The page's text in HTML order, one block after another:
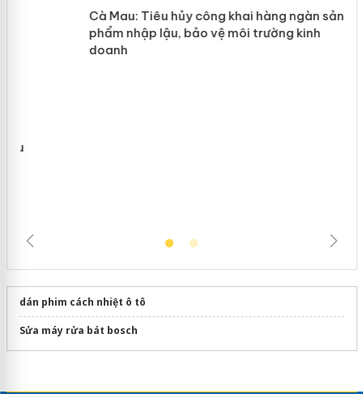
Hưng Yên: Xử lý 6 hộ kinh doanh bán
hàng giả mạo nhãn hiệu Adidas, Nike
dán phim cách nhiệt ô tô
Sửa máy rửa bát bosch